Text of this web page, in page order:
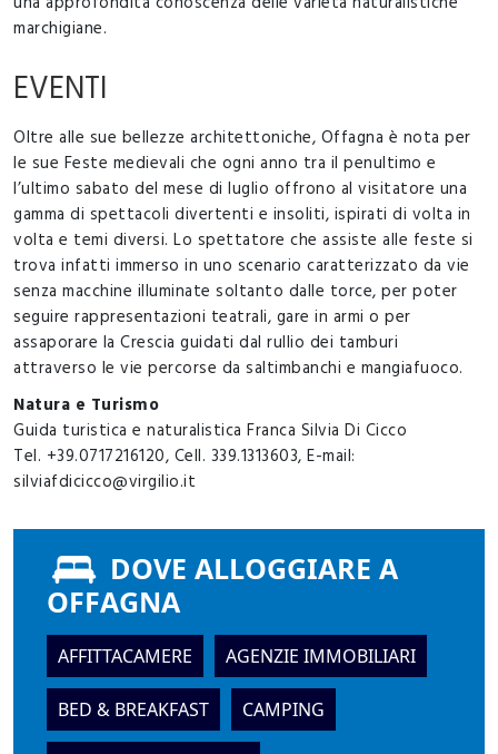
marchigiane.
EVENTI
Oltre alle sue bellezze architettoniche, Offagna è nota per
le sue Feste medievali che ogni anno tra il penultimo e
l’ultimo sabato del mese di luglio offrono al visitatore una
gamma di spettacoli divertenti e insoliti, ispirati di volta in
volta e temi diversi. Lo spettatore che assiste alle feste si
trova infatti immerso in uno scenario caratterizzato da vie
senza macchine illuminate soltanto dalle torce, per poter
seguire rappresentazioni teatrali, gare in armi o per
assaporare la Crescia guidati dal rullio dei tamburi
attraverso le vie percorse da saltimbanchi e mangiafuoco.
Natura e Turismo
Guida turistica e naturalistica Franca Silvia Di Cicco
Tel. +39.0717216120, Cell. 339.1313603, E-mail:
silviafdicicco@virgilio.it
DOVE ALLOGGIARE A
OFFAGNA
AFFITTACAMERE AGENZIE IMMOBILIARI
BED & BREAKFAST CAMPING